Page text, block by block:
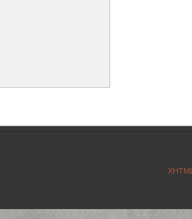
XHTML